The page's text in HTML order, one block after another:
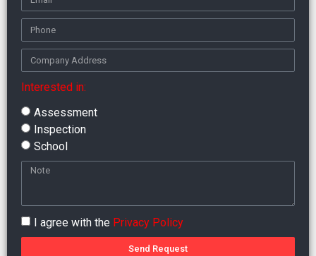
Interested in:
Assessment
Inspection
School
I agree with the Privacy Policy
Send Request